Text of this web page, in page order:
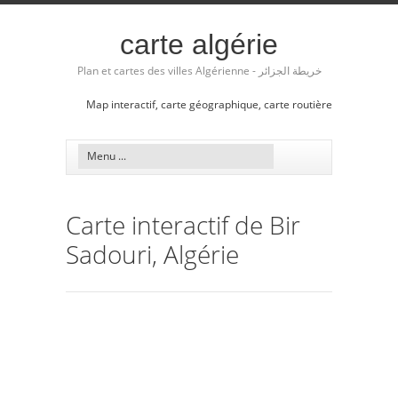
carte algérie
Plan et cartes des villes Algérienne - خريطة الجزائر
Map interactif, carte géographique, carte routière
Carte interactif de Bir
Sadouri, Algérie